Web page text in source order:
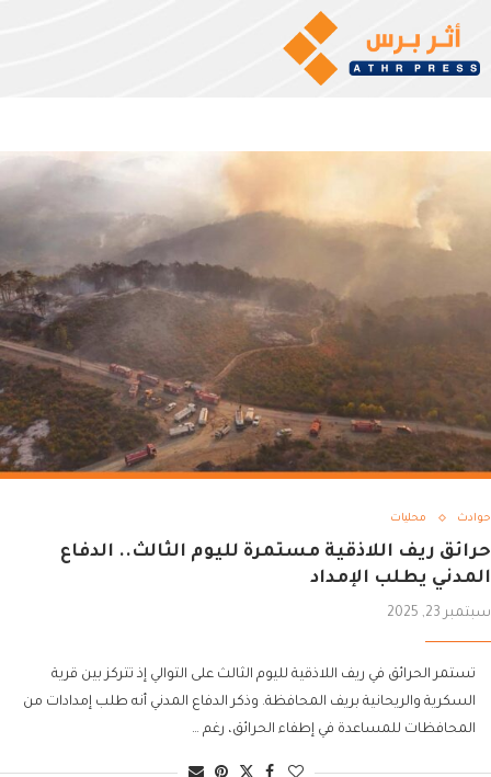
حوادث محليات
حرائق ريف اللاذقية مستمرة لليوم الثالث.. الدفاع
المدني يطلب الإمداد
سبتمبر 23, 2025
تستمر الحرائق في ريف اللاذقية لليوم الثالث على التوالي إذ تتركز بين قرية
السكرية والريحانية بريف المحافظة. وذكر الدفاع المدني أنه طلب إمدادات من
المحافظات للمساعدة في إطفاء الحرائق، رغم …